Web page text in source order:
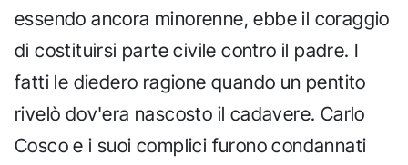
essendo ancora minorenne, ebbe il coraggio
di costituirsi parte civile contro il padre. I
fatti le diedero ragione quando un pentito
rivelò dov'era nascosto il cadavere. Carlo
Cosco e i suoi complici furono condannati